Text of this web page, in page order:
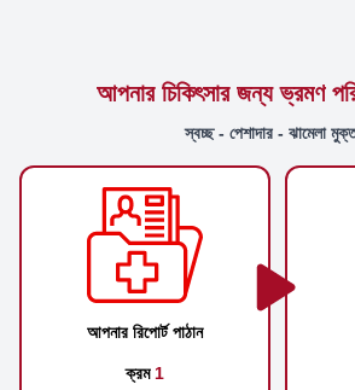
আপনার চিকিৎসার জন্য ভ্রমণ
স্বচ্ছ - পেশাদার - ঝামেলা
আপনার রিপোর্ট পাঠান
ক্রম 1